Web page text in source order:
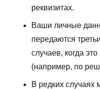
реквизитах.
Ваши личные
передаются
случаев, когда
(например, по
В редких